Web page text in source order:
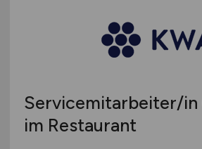
Servicemitarbeiter/in
im Restaurant